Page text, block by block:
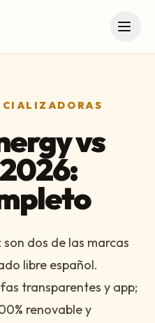
vs
dos de las marcas
libre español.
transparentes y app;
renovable y